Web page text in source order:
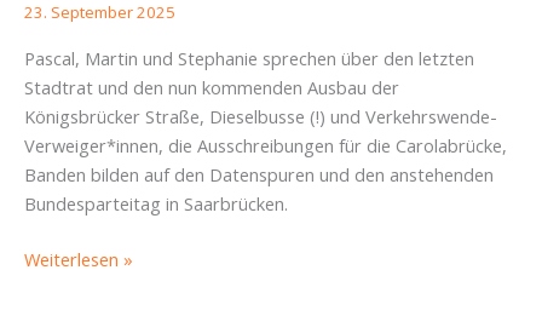
23. September 2025
Pascal, Martin und Stephanie sprechen über den letzten
Stadtrat und den nun kommenden Ausbau der
Königsbrücker Straße, Dieselbusse (!) und Verkehrswende-
Verweiger*innen, die Ausschreibungen für die Carolabrücke,
Banden bilden auf den Datenspuren und den anstehenden
Bundesparteitag in Saarbrücken.
Köni-
Weiterlesen »